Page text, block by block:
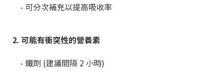
- 可分次補充以提高吸收率
2. 可能有衝突性的營養素
- 鐵劑 (建議間隔 2 小時)